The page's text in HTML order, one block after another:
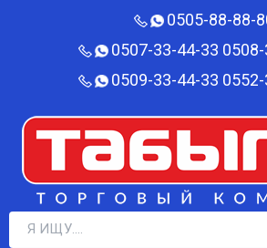
0505-88-88-
0507-33-44-33
0509-33-44-33